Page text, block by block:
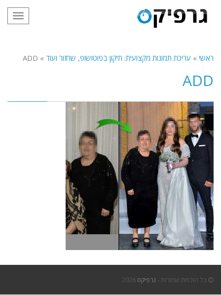
ראשי » עריכת תמונות מקצועית: תיקון בפוטושופ, שחזור ועוד »
ADD
ADD
כל הזכויות שמורות - גרפיקס